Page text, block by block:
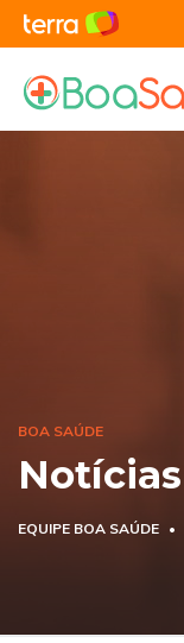
BOA SAÚDE
EQUIPE BOA SAÚDE